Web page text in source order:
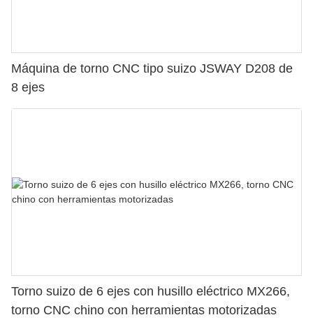
Máquina de torno CNC tipo suizo JSWAY D208 de
8 ejes
Torno suizo de 6 ejes con husillo eléctrico MX266,
torno CNC chino con herramientas motorizadas